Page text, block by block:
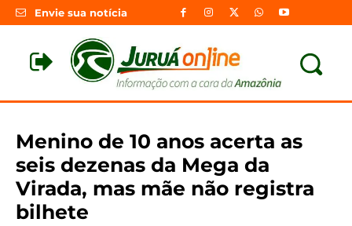
Envie sua notícia
Menino de 10 anos acerta as
seis dezenas da Mega da
Virada, mas mãe não registra
bilhete